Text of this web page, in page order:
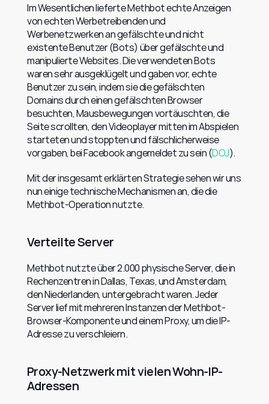
Im Wesentlichen lieferte Methbot echte Anzeigen
von echten Werbetreibenden und
Werbenetzwerken an gefälschte und nicht
existente Benutzer (Bots) über gefälschte und
manipulierte Websites. Die verwendeten Bots
waren sehr ausgeklügelt und gaben vor, echte
Benutzer zu sein, indem sie die gefälschten
Domains durch einen gefälschten Browser
besuchten, Mausbewegungen vortäuschten, die
Seite scrollten, den Videoplayer mitten im Abspielen
starteten und stoppten und fälschlicherweise
vorgaben, bei Facebook angemeldet zu sein (DOJ).
Mit der insgesamt erklärten Strategie sehen wir uns
nun einige technische Mechanismen an, die die
Methbot-Operation nutzte.
Verteilte Server
Methbot nutzte über 2.000 physische Server, die in
Rechenzentren in Dallas, Texas, und Amsterdam,
den Niederlanden, untergebracht waren. Jeder
Server lief mit mehreren Instanzen der Methbot-
Browser-Komponente und einem Proxy, um die IP-
Adresse zu verschleiern.
Proxy-Netzwerk mit vielen Wohn-IP-
Adressen